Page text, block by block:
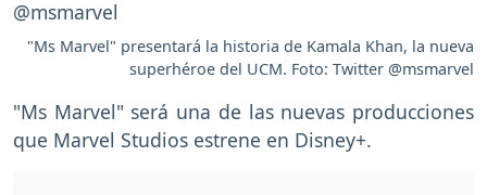
"Ms Marvel" presentará la historia de Kamala Khan, la nueva
superhéroe del UCM. Foto: Twitter @msmarvel
"Ms Marvel" será una de las nuevas producciones
que Marvel Studios estrene en Disney+.